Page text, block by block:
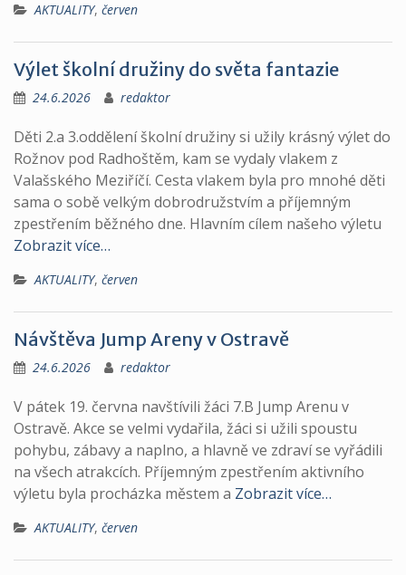
AKTUALITY, červen
Výlet školní družiny do světa fantazie
24.6.2026 redaktor
Děti 2.a 3.oddělení školní družiny si užily krásný výlet do
Rožnov pod Radhoštěm, kam se vydaly vlakem z
Valašského Meziříčí. Cesta vlakem byla pro mnohé děti
sama o sobě velkým dobrodružstvím a příjemným
zpestřením běžného dne. Hlavním cílem našeho výletu
Zobrazit více…
AKTUALITY, červen
Návštěva Jump Areny v Ostravě
24.6.2026 redaktor
V pátek 19. června navštívili žáci 7.B Jump Arenu v
Ostravě. Akce se velmi vydařila, žáci si užili spoustu
pohybu, zábavy a naplno, a hlavně ve zdraví se vyřádili
na všech atrakcích. Příjemným zpestřením aktivního
výletu byla procházka městem a Zobrazit více…
AKTUALITY, červen